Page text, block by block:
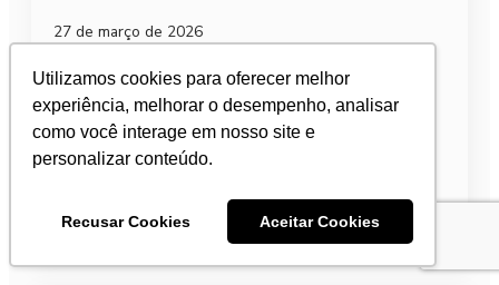
Utilizamos cookies para oferecer melhor
experiência, melhorar o desempenho, analisar
como você interage em nosso site e
personalizar conteúdo.
Recusar Cookies Aceitar Cookies
27 de março de 2026
O Board de Câncer e Obesidade, iniciativa
coordenada pelo Instituto Oncoguia e pela
Obesidade Brasil, com participação da Sociedade
Brasileira de Oncologia Clínica (SBOC) e outras 10
instituições de referência…
Leia mais